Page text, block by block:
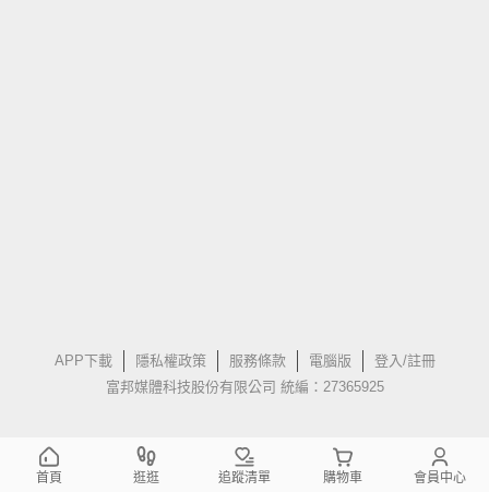
APP下載 隱私權政策 服務條款 電腦版
登入/註冊
富邦媒體科技股份有限公司 統編：27365925
首頁 逛逛 追蹤清單 購物車 會員中心